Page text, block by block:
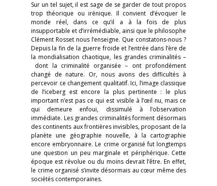
Sur un tel sujet, il est sage de se garder de tout propos
trop théorique ou irénique. Il convient d’évoquer le
monde réel, dans ce qu’il a à la fois de plus
insupportable et d’irrémédiable, ainsi que le philosophe
Clément Rosset nous l’enseigne. Que constatons-nous ?
Depuis la fin de la guerre froide et l’entrée dans l’ère de
la mondialisation chaotique, les grandes criminalités –
dont la criminalité organisée – ont profondément
changé de nature. Or, nous avons des difficultés à
percevoir ce changement qualitatif. Ici, l’image classique
de l’iceberg est encore la plus pertinente : le plus
important n’est pas ce qui est visible à l’œil nu, mais ce
qui demeure enfoui, dissimulé à l’observation
immédiate. Les grandes criminalités forment désormais
des continents aux frontières invisibles, proposant de la
planète une géographie nouvelle, à la cartographie
encore embryonnaire. Le crime organisé fut longtemps
une question un peu marginale et périphérique. Cette
époque est révolue ou du moins devrait l’être. En effet,
le crime organisé s’invite désormais au cœur même des
sociétés contemporaines.